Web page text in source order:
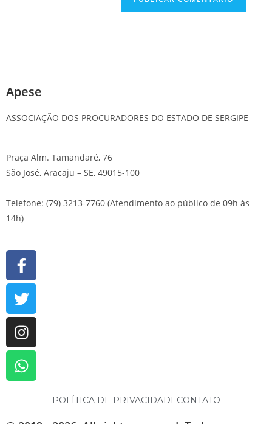
Apese
ASSOCIAÇÃO DOS PROCURADORES DO ESTADO DE SERGIPE
Praça Alm. Tamandaré, 76
São José, Aracaju – SE, 49015-100
Telefone: (79) 3213-7760 (Atendimento ao público de 09h às
14h)
POLÍTICA DE PRIVACIDADECONTATO